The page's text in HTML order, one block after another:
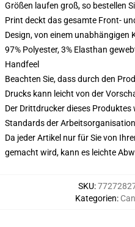
Größen laufen groß, so bestellen
Print deckt das gesamte Front-
Design, von einem unabhängigen
97% Polyester, 3% Elasthan
Handfeel
Beachten Sie, dass durch den
Drucks kann leicht von der
Der Drittdrucker dieses
Standards der
Da jeder Artikel nur für Sie von
gemacht wird, kann es leichte
SKU:
Kategorien: